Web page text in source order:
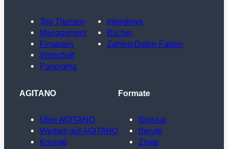
Top Themen
Management
Finanzen
Wirtschaft
Panorama
Interviews
Bücher
Zahlen-Daten-Fakten
AGITANO
Über AGITANO
Werben auf AGITANO
Kontakt
Formate
Glossar
Berufe
Zitate